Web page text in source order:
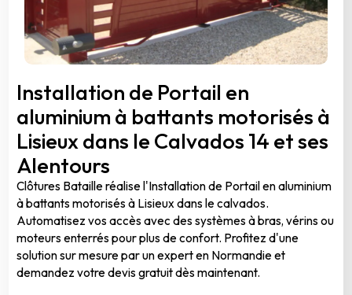
Installation de Portail en
aluminium à battants motorisés à
Lisieux dans le Calvados 14 et ses
Alentours
Clôtures Bataille réalise l'Installation de Portail en aluminium
à battants motorisés à Lisieux dans le calvados.
Automatisez vos accès avec des systèmes à bras, vérins ou
moteurs enterrés pour plus de confort. Profitez d'une
solution sur mesure par un expert en Normandie et
demandez votre devis gratuit dès maintenant.